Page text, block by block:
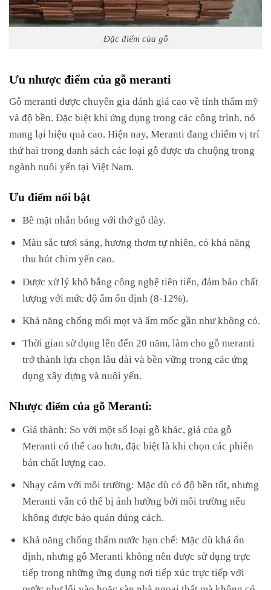
Đặc điểm của gỗ
Ưu nhược điểm của gỗ meranti
Gỗ meranti được chuyên gia đánh giá cao về tính thẩm mỹ
và độ bền. Đặc biệt khi ứng dụng trong các công trình, nó
mang lại hiệu quả cao. Hiện nay, Meranti đang chiếm vị trí
thứ hai trong danh sách các loại gỗ được ưa chuộng trong
ngành nuôi yến tại Việt Nam.
Ưu điểm nổi bật
Bề mặt nhẵn bóng với thớ gỗ dày.
Màu sắc tươi sáng, hương thơm tự nhiên, có khả năng
thu hút chim yến cao.
Được xử lý khô bằng công nghệ tiên tiến, đảm bảo chất
lượng với mức độ ẩm ổn định (8-12%).
Khả năng chống mối mọt và ẩm mốc gần như không có.
Thời gian sử dụng lên đến 20 năm, làm cho gỗ meranti
trở thành lựa chọn lâu dài và bền vững trong các ứng
dụng xây dựng và nuôi yến.
Nhược điểm của gỗ Meranti:
Giá thành: So với một số loại gỗ khác, giá của gỗ
Meranti có thể cao hơn, đặc biệt là khi chọn các phiên
bản chất lượng cao.
Nhạy cảm với môi trường: Mặc dù có độ bền tốt, nhưng
Meranti vẫn có thể bị ảnh hưởng bởi môi trường nếu
không được bảo quản đúng cách.
Khả năng chống thấm nước hạn chế: Mặc dù khá ổn
định, nhưng gỗ Meranti không nên được sử dụng trực
tiếp trong những ứng dụng nơi tiếp xúc trực tiếp với
nước như lối vào hoặc sàn nhà ngoại thất mà không có